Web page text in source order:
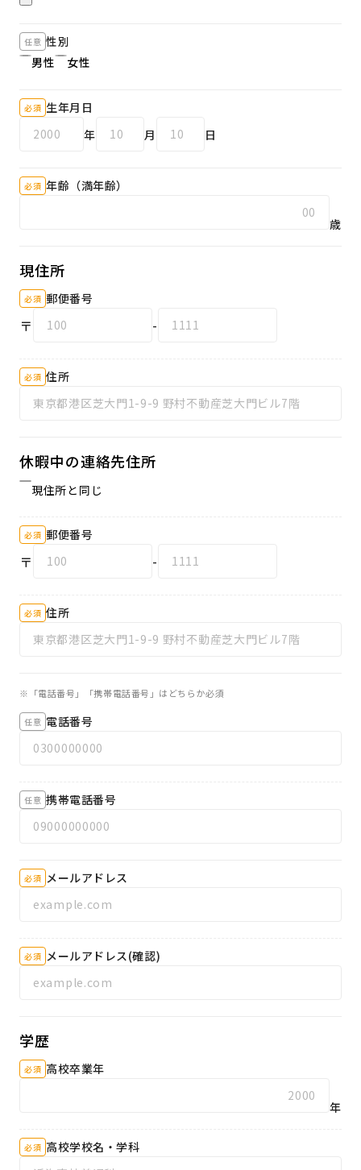
任意 性別
男性
女性
必須 生年月日
年
月 日
必須 年齢（満年齢）
歳
現住所
必須 郵便番号
〒 -
必須 住所
休暇中の連絡先住所
現住所と同じ
必須 郵便番号
〒 -
必須 住所
「電話番号」「携帯電話番号」はどちらか必須
任意 電話番号
任意 携帯電話番号
必須 メールアドレス
必須 メールアドレス(確認)
学歴
必須 高校卒業年
年
必須 高校学校名・学科